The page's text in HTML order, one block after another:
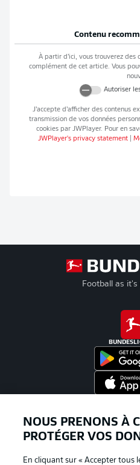
Contenu
À partir d’ici, vous trouverez des
complément de cet article. Vous
Autoriser
J’accepte d’afficher des contenus
transmission de vos données
cookies par JWPlayer. Pour en
JWPlayer's privacy statement|
Football as
NOUS PRENONS À
PROTÉGER VOS
En cliquant sur « Accepter tous